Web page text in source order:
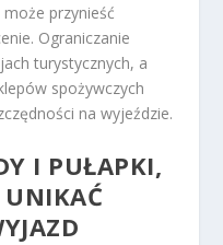
przynieść
Ograniczanie
turystycznych, a
spożywczych
na wyjeździe.
I PUŁAPKI,
UNIKAĆ